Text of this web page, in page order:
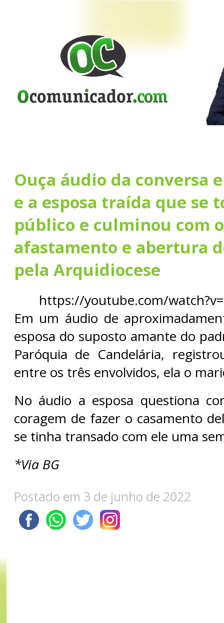
Ouça áudio da conversa
e a esposa traída que se
público e culminou com
afastamento e abertura
pela Arquidiocese
https://youtube.com/
Em um áudio de
esposa do suposto amante do
Paróquia de Candelária,
entre os três envolvidos, ela o
No áudio a esposa questiona
coragem de fazer o casamento
se tinha transado com ele uma
*Via BG
Postado em 3 de junho de 2022